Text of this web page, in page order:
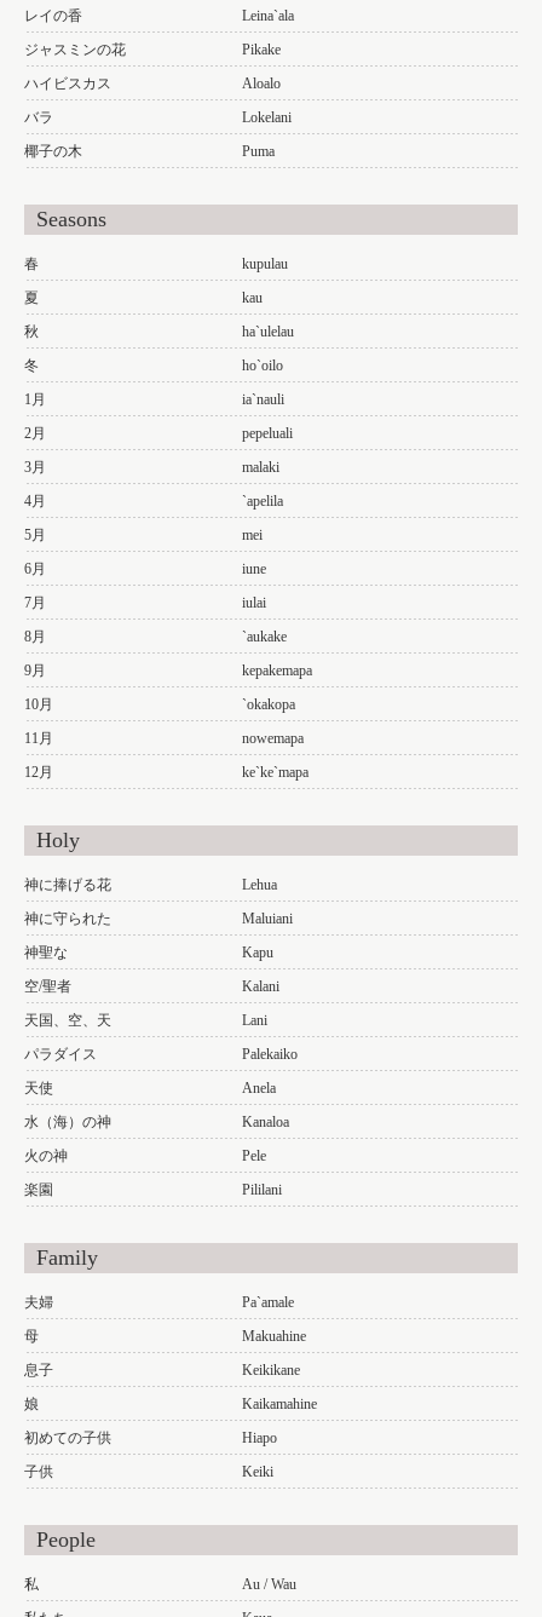
レイの香
Leina`ala
ジャスミンの花
Pikake
ハイビスカス
Aloalo
バラ
Lokelani
椰子の木
Puma
Seasons
春
kupulau
夏
kau
秋
ha`ulelau
冬
ho`oilo
1月
ia`nauli
2月
pepeluali
3月
malaki
4月
`apelila
5月
mei
6月
iune
7月
iulai
8月
`aukake
9月
kepakemapa
10月
`okakopa
11月
nowemapa
12月
ke`ke`mapa
Holy
神に捧げる花
Lehua
神に守られた
Maluiani
神聖な
Kapu
空/聖者
Kalani
天国、空、天
Lani
パラダイス
Palekaiko
天使
Anela
水（海）の神
Kanaloa
火の神
Pele
楽園
Pililani
Family
夫婦
Pa`amale
母
Makuahine
息子
Keikikane
娘
Kaikamahine
初めての子供
Hiapo
子供
Keiki
People
私
Au / Wau